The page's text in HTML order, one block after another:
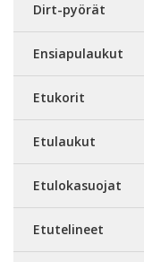
Dirt-pyörät
Ensiapulaukut
Etukorit
Etulaukut
Etulokasuojat
Etutelineet